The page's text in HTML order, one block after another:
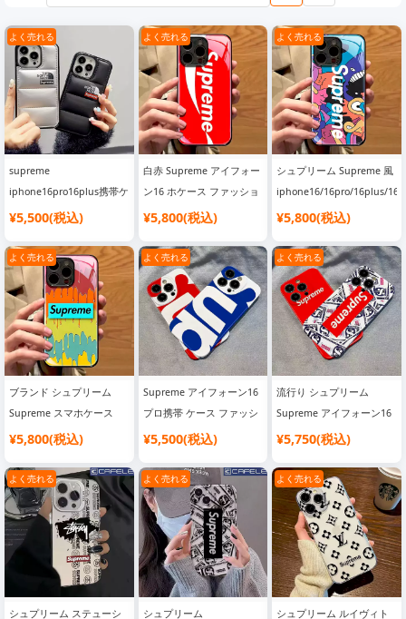
オフホワイトケース チャンピオンケース ロエベケース モスキーノケース
コムデギャルソン ケース ヴェルサーチケース ディズニーケース
マイケルコースケース ゴヤールケース カウズケース
ヴィヴィアン ウエストウッケース
iPhone16/16 Pro/16e/16 Plus/16 Pro Max ケース
iPhone 16 / 16 Pro / 16 Plus / 16 Pro Max ケース
iPhone15/15 Pro/15 Plus/15 Pro Max ケース
iPhone14/14 Pro/14 Plus/14 Pro Max ケース
iPhone13/13 Pro/13 mini/13 Pro Max ケース
iPhone12/12 Pro/12 mini/12 Pro Max ケース
iPhone11/11 Pro/11 Pro Max ケース iPhone X / XR / XS / XS Max ケース
iPhone SE / SE2 / SE3 ケース Galaxy S24 / S24 Plus / S24 Ultra ケース
Galaxy Sシリーズケース Galaxy Zシリーズケース Galaxy Noteシリーズケース
Galaxy Aシリーズケース Google Pixel 9/9Pro/9Pro XL/9Pro Foldケース
Google Pixel 8 / 8 Pro / 8A ケース Google Pixel 7 / 7 Pro / 7A ケース
Google Pixel 6 / 6 Pro / 6A ケース シャオミ Xiaomi スマホケース
ミュウミュウケース
よく売れる
supreme
iphone16pro16plus携帯ケ
ース ダウンジャケット PU
ェイス
iphone15promax14ソフト
ケース ロゴプリント 耐衝
撃 シュプリーム galaxy
s25スマホケースブランド
専門店
¥5,500(税込)
よく売れる
白赤 Supreme アイフォー
ン16 ホケース ファッショ
ン 流行り シュプリーム
イブランドSC24081429
¥5,800(税込)
よく売れる
シュプリーム Supreme 風
iphone16/16pro/16plus/
max ケース ファッション
ホケース SC24081428
¥5,800(税込)
よく売れる
ブランド シュプリーム
Supreme スマホケース
iphone16/15pro/16promax
SC24081427
¥5,800(税込)
よく売れる
Supreme アイフォーン16
プロ携帯 ケース ファッシ
ョン 流行り 人気 シュプリ
マホケースSC24081426
¥5,500(税込)
よく売れる
流行り シュプリーム
Supreme アイフォーン16
カバー 高级 流行り 安い
ホケースSC24081425
¥5,750(税込)
よく売れる
シュプリーム ステューシ
よく売れる
シュプリーム
よく売れる
シュプリーム ルイヴィト